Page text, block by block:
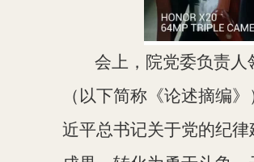
会上，院党委负责人
（以下简称《论述摘编》
近平总书记关于党的纪